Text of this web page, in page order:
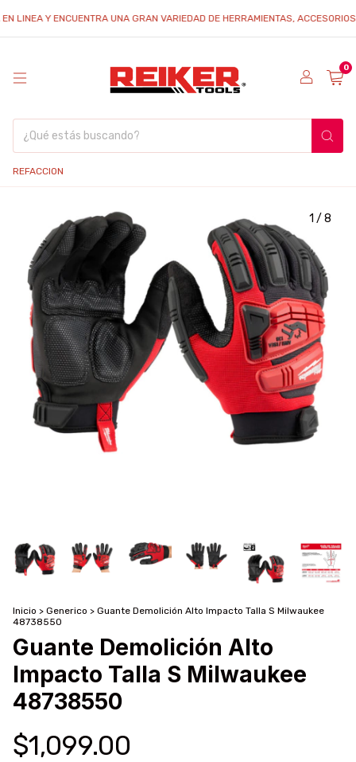
Y ENCUENTRA UNA GRAN VARIEDAD DE HERRAMIENTAS, ACCESORIOS Y
0
REFACCION
1 / 8
Inicio > Generico > Guante Demolición Alto Impacto Talla S Milwaukee
48738550
Guante Demolición Alto
Impacto Talla S Milwaukee
48738550
$1,099.00